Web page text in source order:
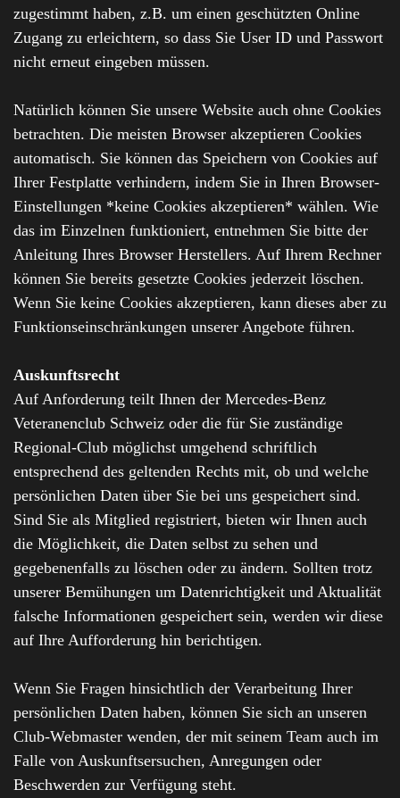
zugestimmt haben, z.B. um einen geschützten Online
Zugang zu erleichtern, so dass Sie User ID und Passwort
nicht erneut eingeben müssen.
Natürlich können Sie unsere Website auch ohne Cookies
betrachten. Die meisten Browser akzeptieren Cookies
automatisch. Sie können das Speichern von Cookies auf
Ihrer Festplatte verhindern, indem Sie in Ihren Browser-
Einstellungen *keine Cookies akzeptieren* wählen. Wie
das im Einzelnen funktioniert, entnehmen Sie bitte der
Anleitung Ihres Browser Herstellers. Auf Ihrem Rechner
können Sie bereits gesetzte Cookies jederzeit löschen.
Wenn Sie keine Cookies akzeptieren, kann dieses aber zu
Funktionseinschränkungen unserer Angebote führen.
Auskunftsrecht
Auf Anforderung teilt Ihnen der Mercedes-Benz
Veteranenclub Schweiz oder die für Sie zuständige
Regional-Club möglichst umgehend schriftlich
entsprechend des geltenden Rechts mit, ob und welche
persönlichen Daten über Sie bei uns gespeichert sind.
Sind Sie als Mitglied registriert, bieten wir Ihnen auch
die Möglichkeit, die Daten selbst zu sehen und
gegebenenfalls zu löschen oder zu ändern. Sollten trotz
unserer Bemühungen um Datenrichtigkeit und Aktualität
falsche Informationen gespeichert sein, werden wir diese
auf Ihre Aufforderung hin berichtigen.
Wenn Sie Fragen hinsichtlich der Verarbeitung Ihrer
persönlichen Daten haben, können Sie sich an unseren
Club-Webmaster wenden, der mit seinem Team auch im
Falle von Auskunftsersuchen, Anregungen oder
Beschwerden zur Verfügung steht.